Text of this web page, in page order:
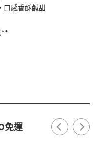
口感香酥鹹甜
**
免運